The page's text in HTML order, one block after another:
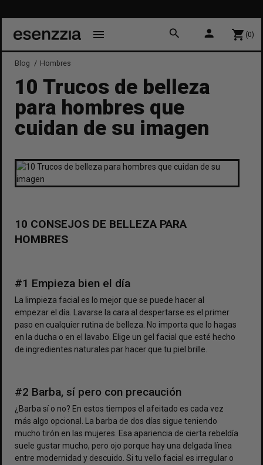
menu search person shopping_cart (0)
Blog Hombres
10 Trucos de belleza
para hombres que
cuidan de su imagen
10 CONSEJOS DE BELLEZA PARA
HOMBRES
#1 Empieza bien el día
La limpieza facial es lo mejor que se puede hacer al
empezar el día. Lavarse la cara al despertarse es el primer
paso en cualquier rutina de belleza. No importa que lo hagas
en la ducha o en el lavabo. Elige un gel facial que esté hecho
de ingredientes naturales par hacer que tu piel brille.
#2 Barba, sí pero con precaución
¿Barba sí o no? En estos tiempos el afeitado es cada vez
más algo opcional. La barba de dos días sigue teniendo
mucho tirón en las mujeres. Esa apariencia de cierta rebeldía
suele gustar mucho, pero ojo porque hay una delgada línea
entre modernidad y descuido. Si tu vello facial es irregular o